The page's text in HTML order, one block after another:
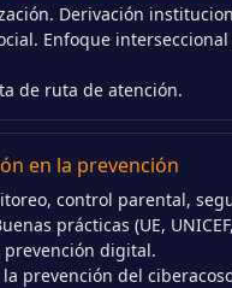
Derivación
Enfoque
de ruta de atención.
en la prevención
control parental,
prácticas (UE,
digital.
prevención del